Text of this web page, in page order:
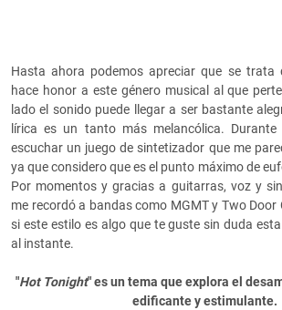
Hasta ahora podemos apreciar que se trata
hace honor a este género musical al que
lado el sonido puede llegar a ser bastante
lírica es un tanto más melancólica.
escuchar un juego de sintetizador que me
ya que considero que es el punto máximo de
Por momentos y gracias a guitarras, voz y
me recordó a bandas como MGMT y Two Door
si este estilo es algo que te guste sin duda
al instante.
"Hot Tonight" es un tema que explora el
edificante y estimulante.